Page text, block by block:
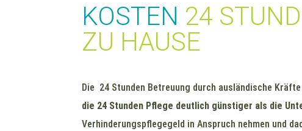
KOSTEN 24
ZU HAUSE
Die 24 Stunden Betreuung durch ausländische
die 24 Stunden Pflege deutlich günstiger als die
Verhinderungspflegegeld in Anspruch nehmen und